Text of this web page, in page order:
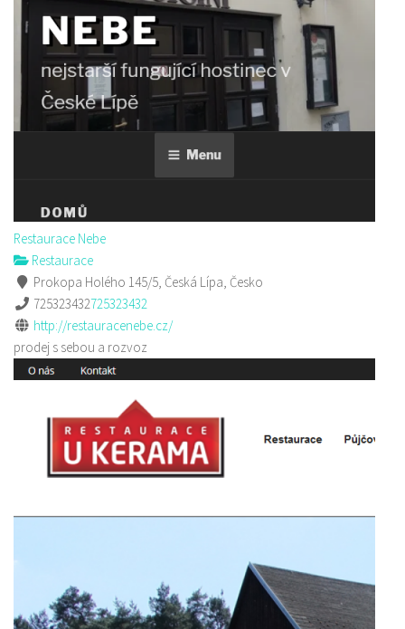
Restaurace Nebe
Restaurace
Prokopa Holého 145/5, Česká Lípa, Česko
725323432725323432
http://restauracenebe.cz/
prodej s sebou a rozvoz